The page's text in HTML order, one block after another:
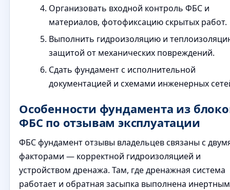
Организовать входной контроль ФБС и
материалов, фотофиксацию скрытых работ.
Выполнить гидроизоляцию и
защитой от механических повреждений.
Сдать фундамент с исполнительной
документацией и схемами инженерных
Особенности фундамента из
ФБС по отзывам эксплуатации
ФБС фундамент отзывы владельцев связаны с
факторами — корректной гидроизоляцией и
устройством дренажа. Там, где дренажная система
работает и обратная засыпка выполнена